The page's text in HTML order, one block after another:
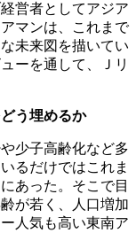
営者としてアジア
マンは、これまで
未来図を描いてい
ーを通して、Ｊリ
う埋めるか
少子高齢化など多
るだけではこれま
あった。そこで目
が若く、人口増加
人気も高い東南ア